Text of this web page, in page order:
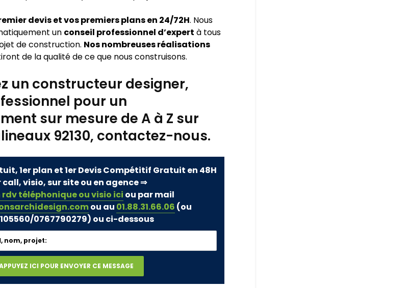
devis et vos premiers plans en 24/72H. Nous
un conseil professionnel d’expert à tous
de construction. Nos nombreuses réalisations
de la qualité de ce que nous construisons.
un constructeur designer,
pour un
sur mesure de A à Z sur
92130, contactez-nous.
1er plan et 1er Devis Compétitif Gratuit en 48H
call, visio, sur site ou en agence ⇒
rdv téléphonique ou visio ici ou par mail
ou au 01.88.31.66.06 (ou
0767790279) ou ci-dessous